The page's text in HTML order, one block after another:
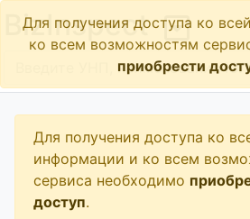
BizInspect
Для получения доступа ко
ко всем возможностям
приобрести
Для получения доступа ко
информации и ко всем
сервиса необходимо
доступ.